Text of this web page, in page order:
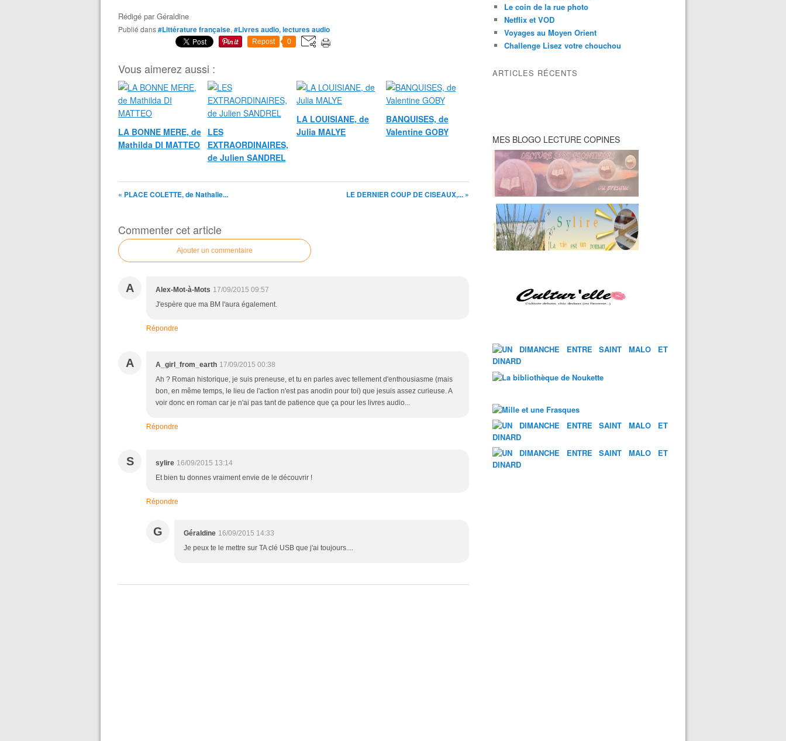
Rédigé parGéraldine
Publié dans#Littérature française, #Livres audio, lectures audio
Repost 0
Vous aimerez aussi :
LA BONNE MERE, de
Mathilda DI MATTEO
LES
EXTRAORDINAIRES,
de Julien SANDREL
LA LOUISIANE, de
Julia MALYE
BANQUISES, de
Valentine GOBY
« PLACE COLETTE, de Nathalie... LE DERNIER COUP DE CISEAUX,... »
Commenter cet article
Ajouter un commentaire
A Alex-Mot-à-Mots 17/09/2015 09:57
J'espère que ma BM l'aura également.
Répondre
A A_girl_from_earth 17/09/2015 00:38
Ah ? Roman historique, je suis preneuse, et tu en parles avec tellement d'enthousiasme (mais
bon, en même temps, le lieu de l'action n'est pas anodin pour toi) que jesuis assez curieuse. A
voir donc en roman car je n'ai pas tant de patience que ça pour les livres audio...
Répondre
S sylire 16/09/2015 13:14
Et bien tu donnes vraiment envie de le découvrir !
Répondre
G Géraldine 16/09/2015 14:33
Je peux te le mettre sur TA clé USB que j'ai toujours....
Le coin de la rue photo
Netflix et VOD
Voyages au Moyen Orient
Challenge Lisez votre chouchou
ARTICLES RÉCENTS
MES BLOGO LECTURE COPINES